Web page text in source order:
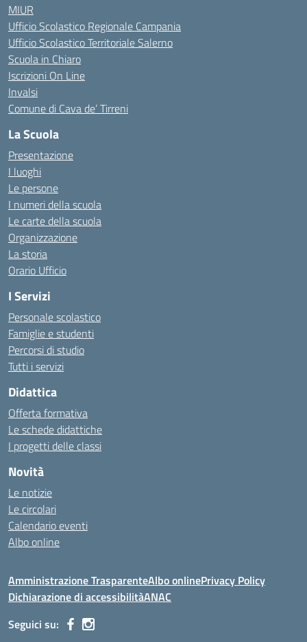
MIUR
Ufficio Scolastico Regionale Campania
Ufficio Scolastico Territoriale Salerno
Scuola in Chiaro
Iscrizioni On Line
Invalsi
Comune di Cava de’ Tirreni
La Scuola
Presentazione
I luoghi
Le persone
I numeri della scuola
Le carte della scuola
Organizzazione
La storia
Orario Ufficio
I Servizi
Personale scolastico
Famiglie e studenti
Percorsi di studio
Tutti i servizi
Didattica
Offerta formativa
Le schede didattiche
I progetti delle classi
Novità
Le notizie
Le circolari
Calendario eventi
Albo online
Amministrazione TrasparenteAlbo onlinePrivacy Policy
Dichiarazione di accessibilitàANAC
Seguici su: